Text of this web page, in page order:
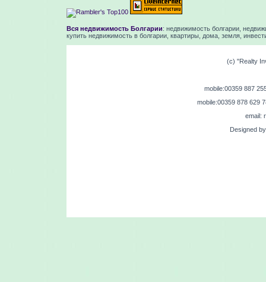
Вся недвижимость Болгарии: недвижимость болгарии,
купить недвижимость в болгарии, квартиры, дома, земля,
(c) "Realty
mobile:00359 887
mobile:00359 878 629
email:
Designed